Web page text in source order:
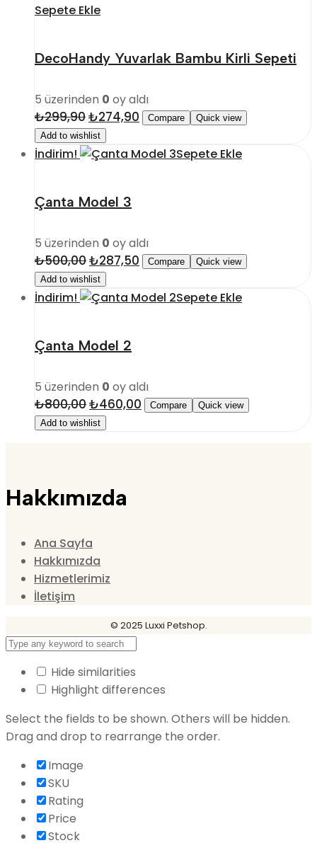
Sepete Ekle
DecoHandy Yuvarlak Bambu Kirli Sepeti
5 üzerinden 0 oy aldı
₺299,90Orijinal
fiyat:
₺299,90.
₺274,90 Şu
fiyat:
Compare
Quick view
Add to wishlist
İndirim! Sepete Ekle
Çanta Model 3
5 üzerinden 0 oy aldı
₺500,00Orijinal
fiyat:
₺500,00.
₺287,50 Şu
fiyat:
Compare
Quick view
Add to wishlist
İndirim! Sepete Ekle
Çanta Model 2
5 üzerinden 0 oy aldı
₺800,00Orijinal
fiyat:
₺460,00 ŞuCompare
Quick view
Add to wishlist
Hakkımızda
Ana Sayfa
Hakkımızda
Hizmetlerimiz
İletişim
© 2025 Luxxi Petshop.
Hide similarities
Highlight differences
Select the fields to be shown. Others will be hidden.
Drag and drop to rearrange the order.
Image
SKU
Rating
Price
Stock